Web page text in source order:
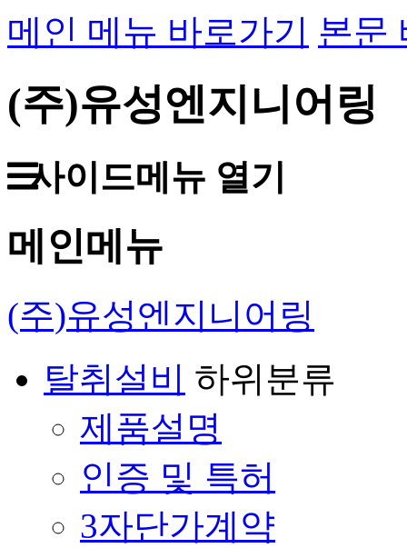
메인 메뉴 바로가기 본문
(주)유성엔지니어링
사이드메뉴 열기
메인메뉴
(주)유성엔지니어링
탈취설비 하위분류
제품설명
인증 및 특허
3자단가계약